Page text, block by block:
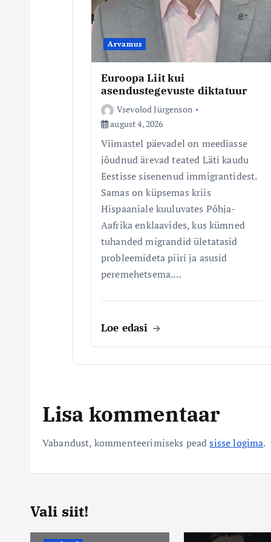
Arvamus
Euroopa Liit kui
asendustegevuste diktatuur
Vsevolod Jürgenson
august 4, 2026
Viimastel päevadel on meediasse
jõudnud ärevad teated Läti kaudu
Eestisse sisenenud immigrantidest.
Samas on küpsemas kriis
Hispaaniale kuuluvates Põhja-
Aafrika enklaavides, kus kümned
tuhanded migrandid ületatasid
probleemideta piiri ja asusid
peremehetsema.…
Loe edasi
Lisa kommentaar
Vabandust, kommenteerimiseks peadsisse logima.
Vali siit!